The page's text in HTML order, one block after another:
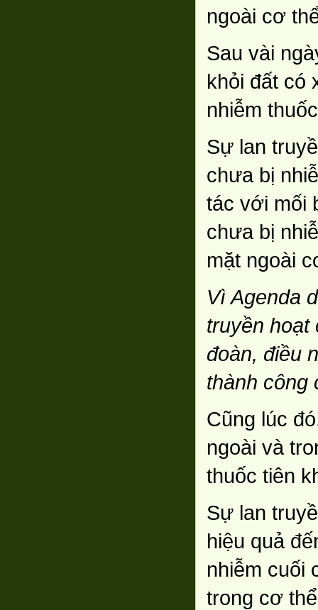
ngoài cơ
Sau vài
khỏi đất có
nhiễm
Sự lan
chưa bị
tác với mối
chưa bị
mặt ngoài
Vì Agenda
truyền hoạt
đoàn, điều
thành công
Cũng lúc
ngoài và
thuốc tiên
Sự lan
hiệu quả
nhiễm cuối
trong cơ